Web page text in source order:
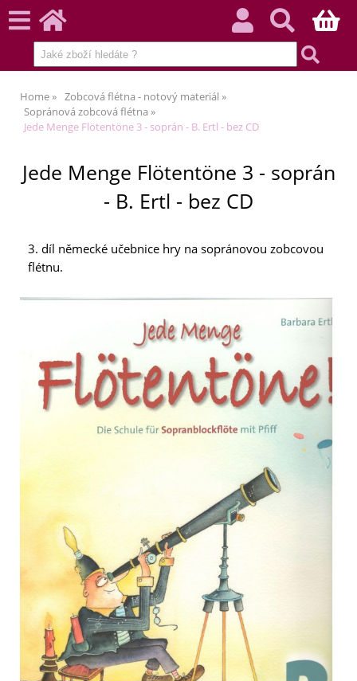
Home
Zobcová flétna - notový materiál
Sopránová zobcová flétna
Jede Menge Flötentöne 3 - soprán - B. Ertl - bez CD
Jede Menge Flötentöne 3 - soprán
- B. Ertl - bez CD
3. díl německé učebnice hry na sopránovou zobcovou
flétnu.